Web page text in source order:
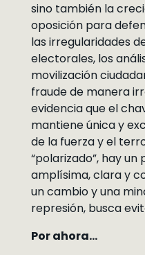
sino también la
oposición para
las irregularidades
electorales, los
movilización
fraude de manera
evidencia que el
mantiene única y
de la fuerza y el
“polarizado”, hay
amplísima, clara y
un cambio y una
represión, busca
Por ahora…